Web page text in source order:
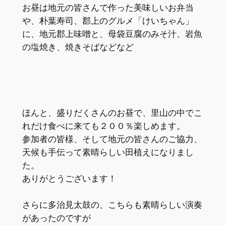
お昼は地元の皆さんで作った美味しいお弁当
や、朴葉寿司、郡上のグルメ「けいちゃん」
に、地元郡上味噌と、母袋豆腐のみそ汁、岩魚
の塩焼き、焼きそばなどなど
ほんと、盛りだくさんのお昼で、里山の中でこ
れだけ食べに来ても２００％楽しめます。
参加者の皆様、そして地元の皆さんのご協力、
天候も手伝って素晴らしい田植えになりまし
た。
ありがとうございます！
さらに多治見太鼓の、こちらも素晴らしい演奏
があったのですが